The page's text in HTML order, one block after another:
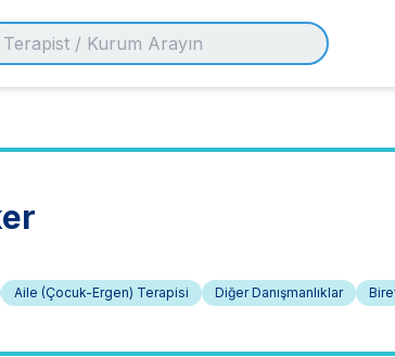
Aile (Çocuk-Ergen) Terapisi Diğer Danışmanlıklar